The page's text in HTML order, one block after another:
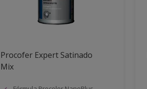
Procofer Expert Satinado
Mix